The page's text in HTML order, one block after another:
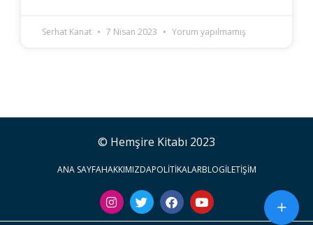
Serhat Kanat 7 Nisan 2023 Yorum yapılmamış
© Hemşire Kitabı 2023
ANA SAYFAHAKKIMIZDAPOLITIKALARBLOGİLETIŞIM